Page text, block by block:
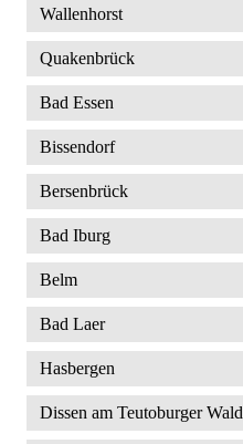
Wallenhorst
Quakenbrück
Bad Essen
Bissendorf
Bersenbrück
Bad Iburg
Belm
Bad Laer
Hasbergen
Dissen am Teutoburger Wald